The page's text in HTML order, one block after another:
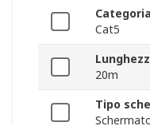
Cat5
20m
Tipo